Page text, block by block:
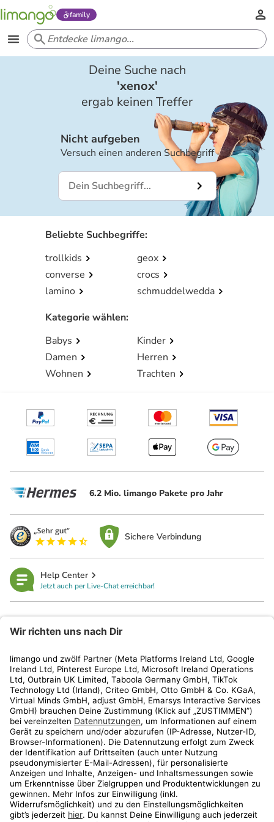
family
Deine Suche nach
'xenox'
ergab keinen Treffer
Nicht aufgeben
Versuch einen anderen Suchbegriff
Beliebte Suchbegriffe:
trollkids
geox
converse
crocs
lamino
schmuddelwedda
Kategorie wählen:
Babys
Kinder
Damen
Herren
Wohnen
Trachten
6.2 Mio. limango Pakete pro Jahr
Sichere Verbindung
Help Center
Jetzt auch per Live-Chat erreichbar!
Kundenservice
Shop
Aktionen
Travel